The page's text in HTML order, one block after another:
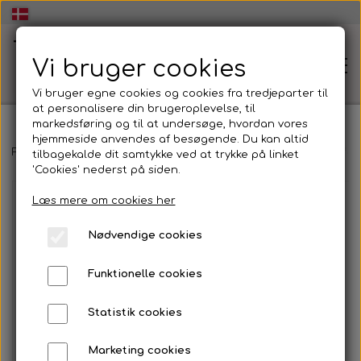
🏠Hjem
🧠Workshop dans og udtryk👥
Energisk og inspirerende Workshop i dans og
🏫Dans og udtryk i folkeskolen💃
Forside Basis (kroppen) Musikforståelse (Noderne)
Vi bruger cookies
Vi bruger egne cookies og cookies fra tredjeparter til
at personalisere din brugeroplevelse, til
markedsføring og til at undersøge, hvordan vores
hjemmeside anvendes af besøgende. Du kan altid
tilbagekalde dit samtykke ved at trykke på linket
'Cookies' nederst på siden.
Læs mere om cookies her
Nødvendige cookies
Funktionelle cookies
Statistik cookies
Marketing cookies